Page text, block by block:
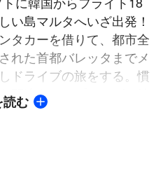
い島マルタへいざ出発！
タカーを借りて、都市全
れた首都バレッタまでメ
ドライブの旅をする。慣
間違えるハプニングも続
り着けるのだろうか。
む